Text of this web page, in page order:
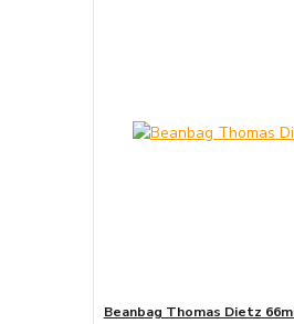
Beanbag Thomas Dietz